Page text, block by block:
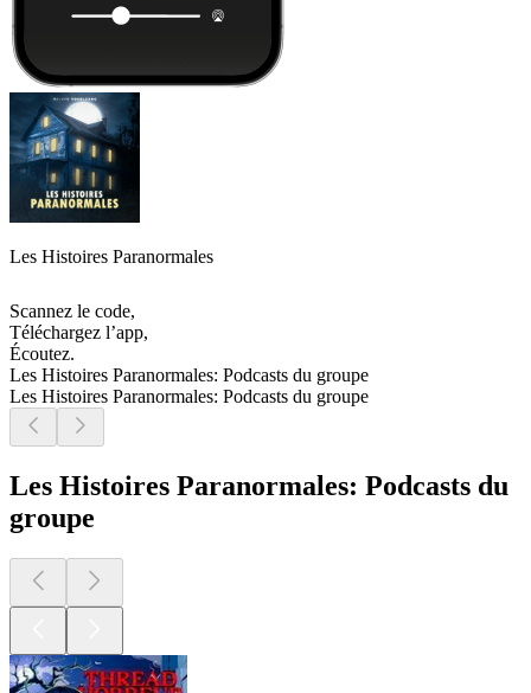
Les Histoires Paranormales
Scannez le code,
Téléchargez l’app,
Écoutez.
Les Histoires Paranormales: Podcasts du groupe
Les Histoires Paranormales: Podcasts du groupe
Les Histoires Paranormales: Podcasts du
groupe